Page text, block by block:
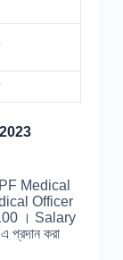
Medical
Officer
। Salary
প্রদান করা